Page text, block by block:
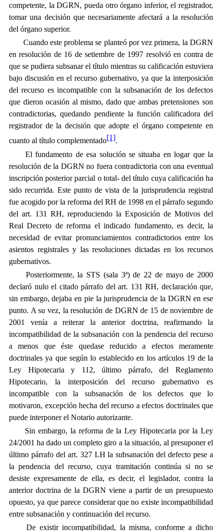
competente, la DGRN, pueda otro órgano inferior, el registrador,
tomar una decisión que necesariamente afectará a la resolución
del órgano superior.
Cuando este problema se planteó por vez primera, la DGRN
en resolución de 16 de setiembre de 1997 resolvió en contra de
que se pudiera subsanar el título mientras su calificación estuviera
bajo discusión en el recurso gubernativo, ya que la interposición
del recurso es incompatible con la subsanación de los defectos
que dieron ocasión al mismo, dado que ambas pretensiones son
contradictorias, quedando pendiente la función calificadora del
registrador de la decisión que adopte el órgano competente en
cuanto al título complementado[1].
El fundamento de esa solución se situaba en logar que la
resolución de la DGRN no fuera contradictoria con una eventual
inscripción posterior parcial o total- del título cuya calificación ha
sido recurrida. Este punto de vista de la jurisprudencia registral
fue acogido por la reforma del RH de 1998 en el párrafo segundo
del art. 131 RH, reproduciendo la Exposición de Motivos del
Real Decreto de reforma el indicado fundamento, es decir, la
necesidad de evitar pronunciamientos contradictorios entre los
asientos registrales y las resoluciones dictadas en los recursos
gubernativos.
Posteriormente, la STS (sala 3ª) de 22 de mayo de 2000
declaró nulo el citado párrafo del art. 131 RH, declaración que,
sin embargo, dejaba en pie la jurisprudencia de la DGRN en ese
punto. A su vez, la resolución de DGRN de 15 de noviembre de
2001 venía a reiterar la anterior doctrina, reafirmando la
incompatibilidad de la subsanación con la pendencia del recurso
a menos que éste quedase reducido a efectos meramente
doctrinales ya que según lo establecido en los artículos 19 de la
Ley Hipotecaria y 112, último párrafo, del Reglamento
Hipotecario, la interposición del recurso gubernativo es
incompatible con la subsanación de los defectos que lo
motivaron, excepción hecha del recurso a efectos doctrinales que
puede interponer el Notario autorizante.
Sin embargo, la reforma de la Ley Hipotecaria por la Ley
24/2001 ha dado un completo giro a la situación, al presuponer el
último párrafo del art. 327 LH la subsanación del defecto pese a
la pendencia del recurso, cuya tramitación continúa si no se
desiste expresamente de ella, es decir, el legislador, contra la
anterior doctrina de la DGRN viene a partir de un presupuesto
opuesto, ya que parece considerar que no existe incompatibilidad
entre subsanación y continuación del recurso.
De existir incompatibilidad, la misma, conforme a dicho